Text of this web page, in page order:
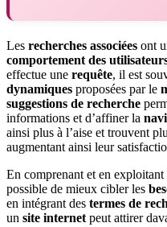
Les recherches associées ont
comportement des
effectue une requête, il est
dynamiques proposées par le
suggestions de recherche
informations et d’affiner la
ainsi plus à l’aise et trouvent
augmentant ainsi leur
En comprenant et en exploitant
possible de mieux cibler les
en intégrant des termes de
un site internetpeut attirer